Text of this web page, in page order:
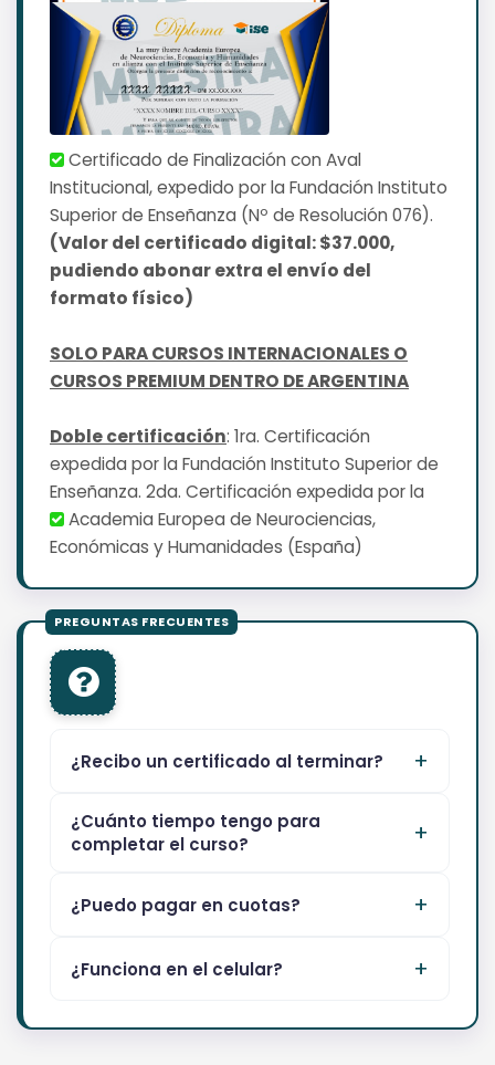
Certificado de Finalización con Aval
Institucional, expedido por la Fundación Instituto
Superior de Enseñanza (Nº de Resolución 076).
(Valor del certificado digital: $37.000,
pudiendo abonar extra el envío del
formato físico)
SOLO PARA CURSOS INTERNACIONALES O
CURSOS PREMIUM DENTRO DE ARGENTINA
Doble certificación: 1ra. Certificación
expedida por la Fundación Instituto Superior de
Enseñanza. 2da. Certificación expedida por la
Academia Europea de Neurociencias,
Económicas y Humanidades (España)
¿Recibo un certificado al terminar?
¿Cuánto tiempo tengo para
completar el curso?
¿Puedo pagar en cuotas?
¿Funciona en el celular?